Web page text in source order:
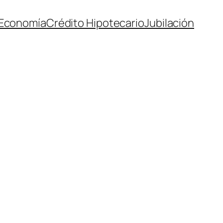
Crédito HipotecarioJubilación